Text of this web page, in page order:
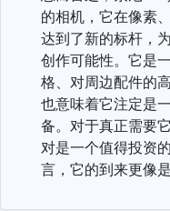
的相机，它在像素
达到了新的标杆，
创作可能性。它是
格、对周边配件的
也意味着它注定是
备。对于真正需要
对是一个值得投资
言，它的到来更像